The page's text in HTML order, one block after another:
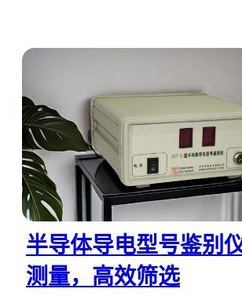
半导体导电型号鉴别
测量，高效筛选